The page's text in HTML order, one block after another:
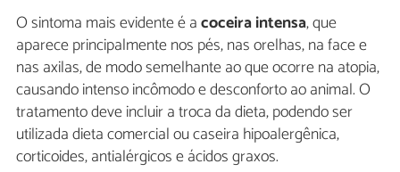
O sintoma mais evidente é acoceira intensa, que
aparece principalmente nos pés, nas orelhas, na face e
nas axilas, de modo semelhante ao que ocorre na atopia,
causando intenso incômodo e desconforto ao animal. O
tratamento deve incluir a troca da dieta, podendo ser
utilizada dieta comercial ou caseira hipoalergênica,
corticoides, antialérgicos e ácidos graxos.